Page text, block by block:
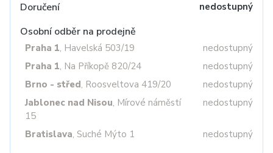
Doručení nedostupný
Osobní odběr na prodejně
Praha 1, Havelská 503/19
nedostupný
Praha 1, Na Příkopě 820/24
nedostupný
Brno - střed, Roosveltova 419/20
nedostupný
Jablonec nad Nisou, Mírové náměstí
15
nedostupný
Bratislava, Suché Mýto 1 nedostupný